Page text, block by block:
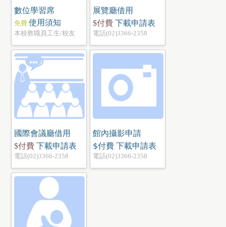
數位學習席
免費 使用須知
本校教職員工生/校友
展覽廳借用
$付費下載申請表
電話(02)3366-2358
國際會議廳借用
$付費 下載申請表
電話(02)3366-2358
館內攝影申請
$付費 下載申請表
電話(02)3366-2358